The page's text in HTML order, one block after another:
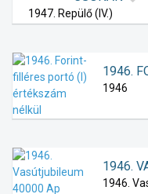
1947. Repülő (IV.)
1946.
1946
1946.
1946.